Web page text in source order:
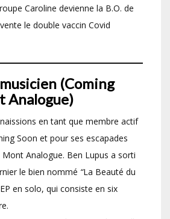
Caroline devienne la B.O. de
le double vaccin Covid
(Coming
Analogue)
en tant que membre actif
Soon et pour ses escapades
Analogue. Ben Lupus a sorti
le bien nommé “La Beauté du
en solo, qui consiste en six